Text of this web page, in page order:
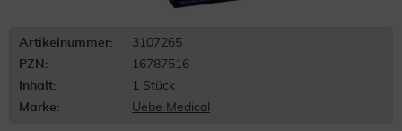
Artikelnummer:
3107265
PZN:
16787516
Inhalt:
1 Stück
Marke:
Uebe Medical